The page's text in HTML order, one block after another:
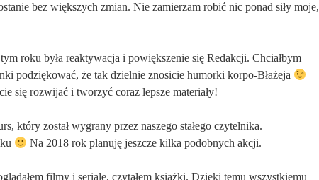
bez większych zmian. Nie zamierzam robić nic ponad siły moje,
roku była reaktywacja i powiększenie się Redakcji. Chciałbym
podziękować, że tak dzielnie znosicie humorki korpo-Błażeja
się rozwijać i tworzyć coraz lepsze materiały!
który został wygrany przez naszego stałego czytelnika.
Na 2018 rok planuję jeszcze kilka podobnych akcji.
filmy i seriale, czytałem książki. Dzięki temu wszystkiemu